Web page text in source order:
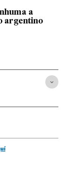
a
argentino